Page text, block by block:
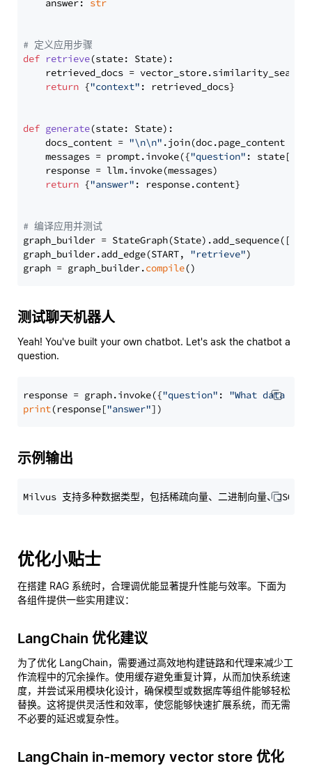
    answer:
str
# 定义应用步骤
def retrieve(state: State):
retrieved_docs =
return {"context" : retrieved_docs}
def generate(state: State):
    docs_content =
"\n\n" .join(doc.page_content
    messages = prompt.invoke({
"question" : state[
    response = llm.invoke(messages)
return {"answer" : response.content}
# 编译应用并测试
graph_builder =
graph_builder.add_edge(START, "retrieve")
graph = graph_builder.compile
测试聊天机器人
Yeah! You've built your own chatbot. Let's ask the chatbot a
question.
response = graph.invoke({"question" : "What data
print(response["answer"
示例输出
优化小贴士
在搭建 RAG 系统时，合理调优能显著提升性能与效率。下面为
各组件提供一些实用建议：
LangChain 优化建议
为了优化 LangChain，需要通过高效地构建链路和代理来减少工
作流程中的冗余操作。使用缓存避免重复计算，从而加快系统速
度，并尝试采用模块化设计，确保模型或数据库等组件能够轻松
替换。这将提供灵活性和效率，使您能够快速扩展系统，而无需
不必要的延迟或复杂性。
LangChain in-memory vector store 优化